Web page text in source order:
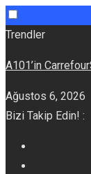
Skip
content
Trendler
A101’in
Ağustos 6, 2026
Bizi Takip Edin! :